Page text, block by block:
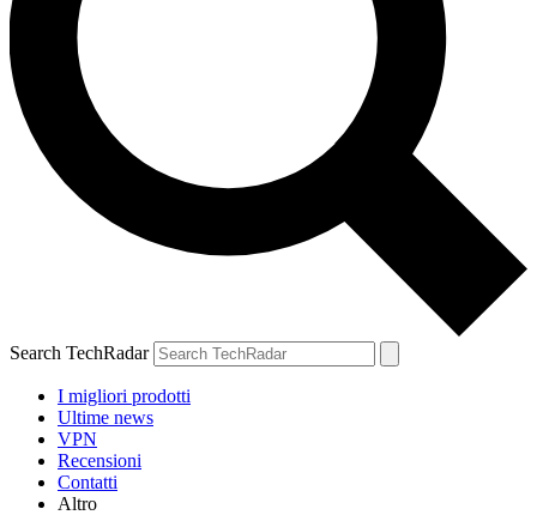
Search TechRadar
I migliori prodotti
Ultime news
VPN
Recensioni
Contatti
Altro